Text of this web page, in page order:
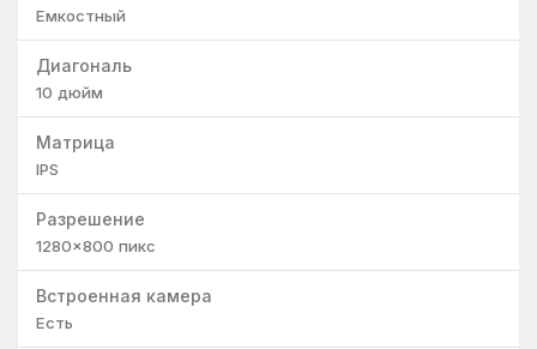
Емкостный
Диагональ
10 дюйм
Матрица
IPS
Разрешение
1280×800 пикс
Встроенная камера
Есть